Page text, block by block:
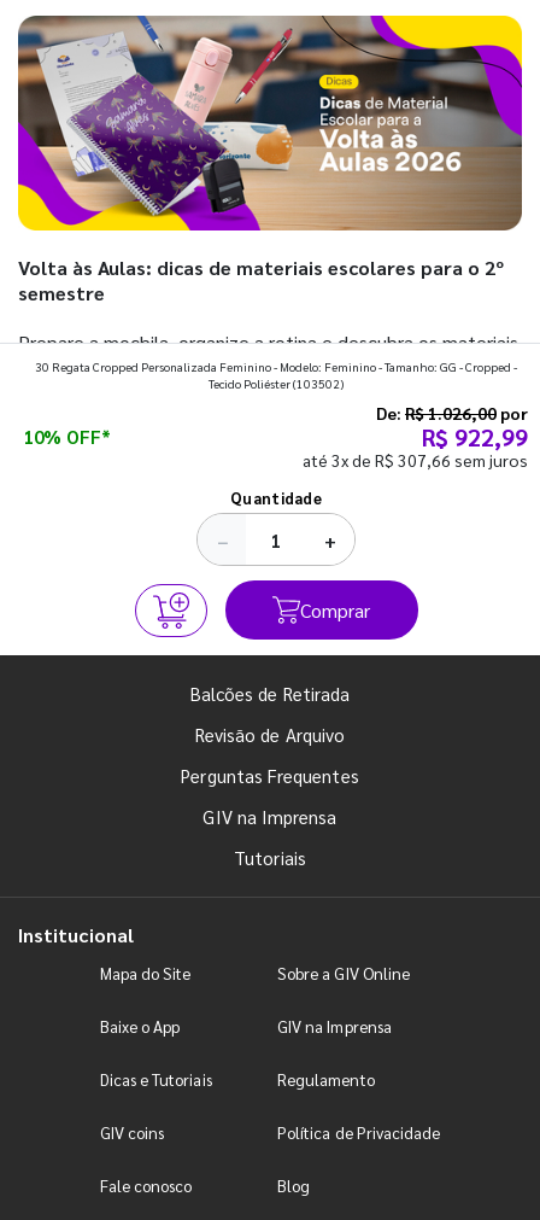
Volta às Aulas: dicas de materiais escolares para o 2º
semestre
Prepare a mochila, organize a rotina e descubra os materiais
que fazem toda diferença para começar o segundo
30 Regata Cropped Personalizada Feminino - Modelo: Feminino - Tamanho: GG - Cropped -
Tecido Poliéster(103502)
10% OFF*
De: R$ 1.026,00 por
R$ 922,99
até 3x de R$ 307,66 sem juros
Quantidade
− +
Comprar
Balcões de Retirada
Revisão de Arquivo
Perguntas Frequentes
GIV na Imprensa
Tutoriais
Institucional
Mapa do Site Sobre a GIV Online
Baixe o App GIV na Imprensa
Dicas e Tutoriais Regulamento
GIV coins Política de Privacidade
Fale conosco Blog